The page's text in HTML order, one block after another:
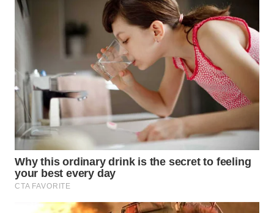
SOLO
WN
BOROBUDUR
WN
MADURA